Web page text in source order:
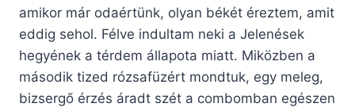
amikor már odaértünk, olyan békét éreztem, amit
eddig sehol. Félve indultam neki a Jelenések
hegyének a térdem állapota miatt. Miközben a
második tized rózsafüzért mondtuk, egy meleg,
bizsergő érzés áradt szét a combomban egészen